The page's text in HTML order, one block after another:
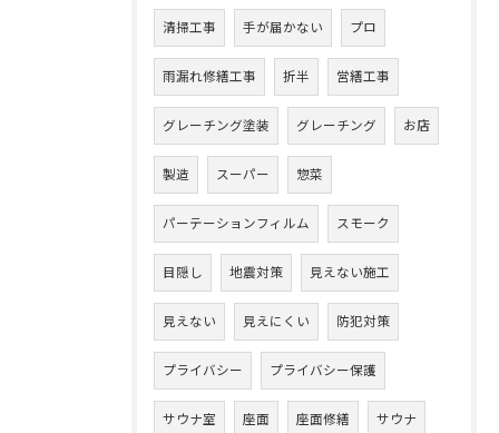
清掃工事 手が届かない プロ
雨漏れ修繕工事 折半 営繕工事
グレーチング塗装 グレーチング お店
製造 スーパー 惣菜
パーテーションフィルム スモーク
目隠し 地震対策 見えない施工
見えない 見えにくい 防犯対策
プライバシー プライバシー保護
サウナ室 座面 座面修繕 サウナ